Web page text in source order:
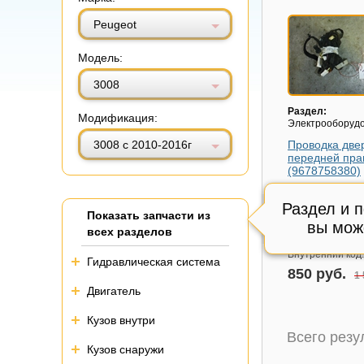
Peugeot
Модель:
3008
Модификация:
3008 с 2010-2016г
Раздел и
вы
Показать запчасти из
всех разделов
Гидравлическая система
Двигатель
Кузов внутри
Кузов снаружи
Раздел:
Проводка
передней
(9678758380)
3008 с 2010-
Артикул:
Внутренний
850 руб. 1
Всего